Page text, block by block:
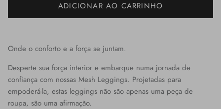
ADICIONAR AO CARRINHO
Onde o conforto e a força se juntam.
Desperte sua força interior e embarque numa jornada de
confiança com nossas Mesh Leggings. Projetadas para
empoderá-la, estas leggings não são apenas uma peça de
roupa, são uma afirmação.